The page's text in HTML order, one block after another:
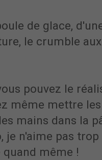
de glace,
le crumble
pouvez le
même mettre
mains dans la
je n'aime pas
même !